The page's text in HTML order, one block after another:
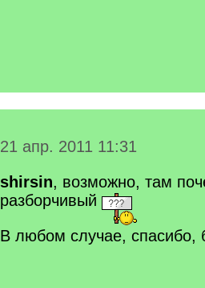
21 апр. 2011 11:31
shirsin, возможно, там
разборчивый
В любом случае, спасибо,